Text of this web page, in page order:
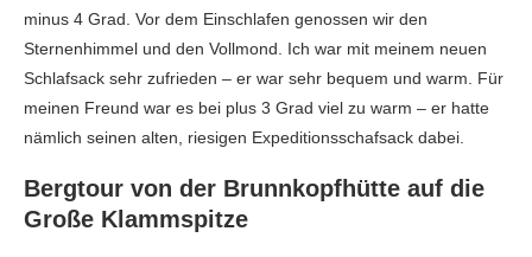
minus 4 Grad. Vor dem Einschlafen genossen wir den
Sternenhimmel und den Vollmond. Ich war mit meinem neuen
Schlafsack sehr zufrieden – er war sehr bequem und warm. Für
meinen Freund war es bei plus 3 Grad viel zu warm – er hatte
nämlich seinen alten, riesigen Expeditionsschafsack dabei.
Bergtour von der Brunnkopfhütte auf die
Große Klammspitze